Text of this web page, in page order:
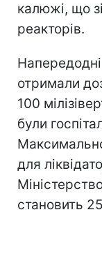
калюжі, що
реакторів.
отримали
100
були
для
становить